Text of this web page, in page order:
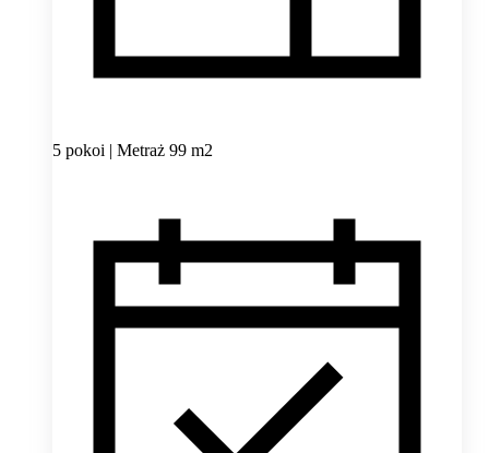
5 pokoi | Metraż 99 m2